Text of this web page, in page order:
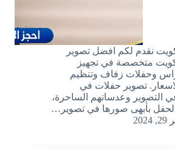
نقدم لكم افضل تصوير
متخصصة في تجهيز
وحفلات زفاف وتنظيم
تصوير حفلات في
التصوير وعدساتهم الساحرة،
بأبهى صورها في تصوير…